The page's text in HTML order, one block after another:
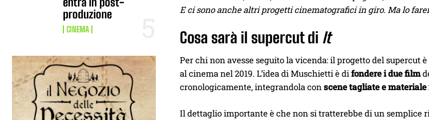
produzione
CINEMA
E ci sono anche altri progetti cinematografici in giro. Ma lo
Cosa sarà il supercut di It
Per chi non avesse seguito la vicenda: il progetto del supercut
al cinema nel 2019. L’idea di Muschietti è difondere i due film
cronologicamente, integrandola conscene tagliate e
Il dettaglio importante è che non si tratterebbe di un semplice